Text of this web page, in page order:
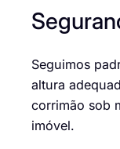
Seguimos
altura
corrimão sob
imóvel.